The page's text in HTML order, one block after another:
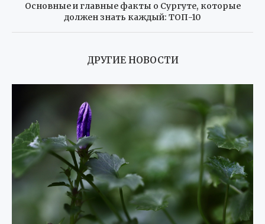
Основные и главные факты о Сургуте, которые
должен знать каждый: ТОП-10
ДРУГИЕ НОВОСТИ